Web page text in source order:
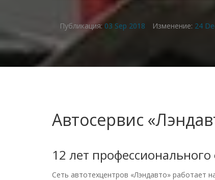
Публикация:03 Sep 2018 Изменение: 24
Автосервис
12 лет
Сеть автотехцентров «Лэндавто» работает